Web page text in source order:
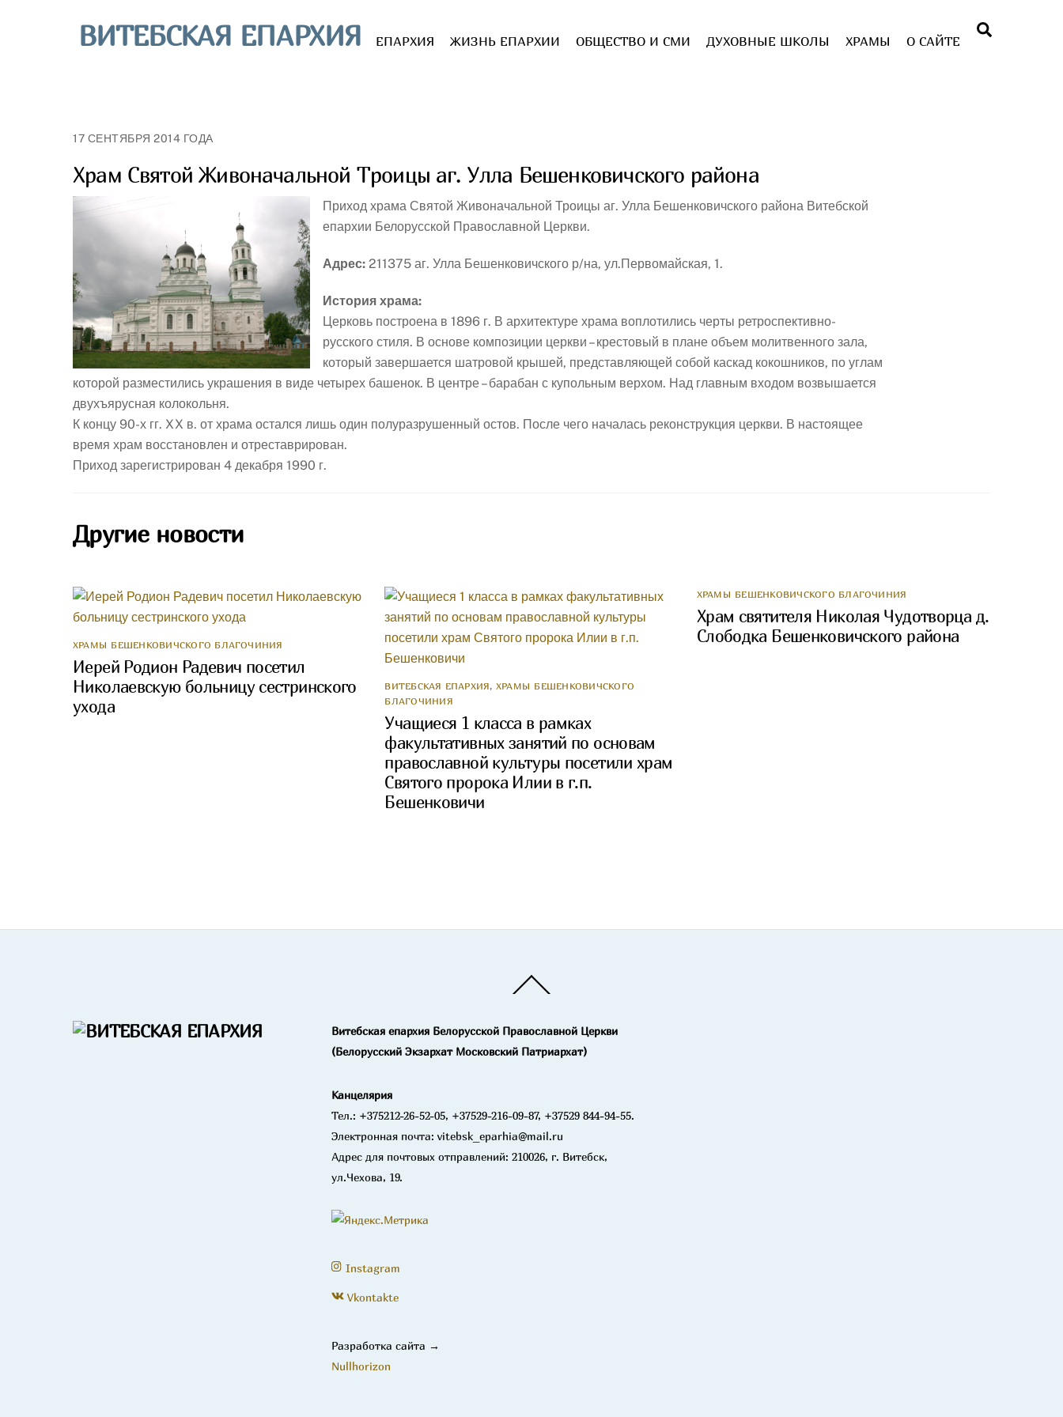
ВИТЕБСКАЯ ЕПАРХИЯ ЕПАРХИЯ ЖИЗНЬ ЕПАРХИИ ОБЩЕСТВО И СМИ ДУХОВНЫЕ ШКОЛЫ ХРАМЫ О САЙТЕ
17 СЕНТЯБРЯ 2014 ГОДА
Храм Святой Живоначальной Троицы аг. Улла Бешенковичского района
Приход храма Святой Живоначальной Троицы аг. Улла Бешенковичского района Витебской
епархии Белорусской Православной Церкви.
Адрес: 211375 аг. Улла Бешенковичского р/на, ул.Первомайская, 1.
История храма:
Церковь построена в 1896 г. В архитектуре храма воплотились черты ретроспективно-
русского стиля. В основе композиции церкви – крестовый в плане объем молитвенного зала,
который завершается шатровой крышей, представляющей собой каскад кокошников, по углам
которой разместились украшения в виде четырех башенок. В центре – барабан с купольным верхом. Над главным входом возвышается
двухъярусная колокольня.
К концу 90-х гг. XX в. от храма остался лишь один полуразрушенный остов. После чего началась реконструкция церкви. В настоящее
время храм восстановлен и отреставрирован.
Приход зарегистрирован 4 декабря 1990 г.
Другие новости
ХРАМЫ БЕШЕНКОВИЧСКОГО БЛАГОЧИНИЯ
Иерей Родион Радевич посетил
Николаевскую больницу сестринского
ухода
ВИТЕБСКАЯ ЕПАРХИЯ, ХРАМЫ БЕШЕНКОВИЧСКОГО
БЛАГОЧИНИЯ
Учащиеся 1 класса в рамках
факультативных занятий по основам
православной культуры посетили храм
Святого пророка Илии в г.п.
Бешенковичи
ХРАМЫ БЕШЕНКОВИЧСКОГО БЛАГОЧИНИЯ
Храм святителя Николая Чудотворца д.
Слободка Бешенковичского района
To
Витебская епархия Белорусской Православной Церкви
(Белорусский Экзархат Московский Патриархат)
Канцелярия
Тел.: +375212-26-52-05, +37529-216-09-87, +37529 844-94-55.
Электронная почта: vitebsk_eparhia@mail.ru
Адрес для почтовых отправлений: 210026, г. Витебск,
ул.Чехова, 19.
Instagram
Vkontakte
Разработка сайта →
Nullhorizon